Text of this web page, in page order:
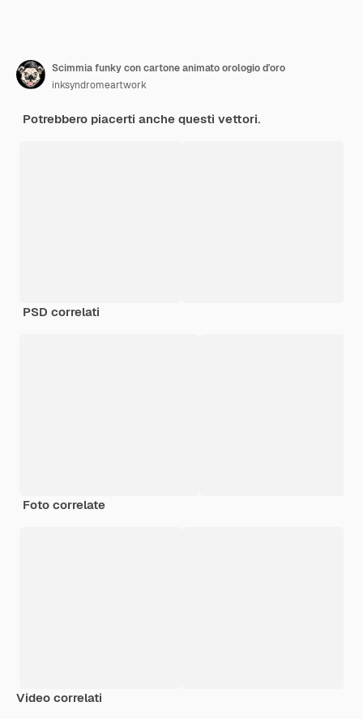
Scimmia funky con cartone animato orologio d'oro
inksyndromeartwork
Potrebbero piacerti anche questi vettori.
PSD correlati
Foto correlate
Video correlati